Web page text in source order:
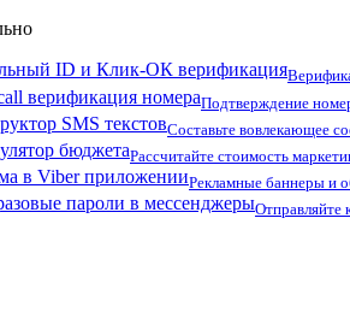
ID и Клик-ОК верификация
верификация номераПодтверждение
SMS текстовСоставьте вовлекающее
бюджетаРассчитайте стоимость
в Viber приложенииРекламные баннеры и
пароли в мессенджерыОтправляйте